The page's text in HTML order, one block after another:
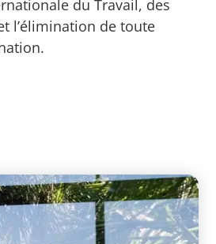
du Travail, des
l’élimination de toute